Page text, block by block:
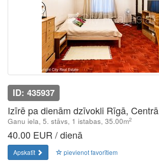
ID: 435937
Izīrē pa dienām dzīvokli Rīgā, Centrā
Ganu iela, 5. stāvs, 1 istabas, 35.00m2
40.00 EUR / dienā
Apskatīt pievienot favorītiem